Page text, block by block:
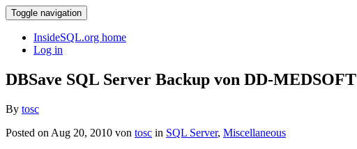
Toggle navigation
InsideSQL.org home
Log in
DBSave SQL Server Backup von DD-MEDSOFT
By tosc
Posted on Aug 20, 2010 von tosc in SQL Server, Miscellaneous